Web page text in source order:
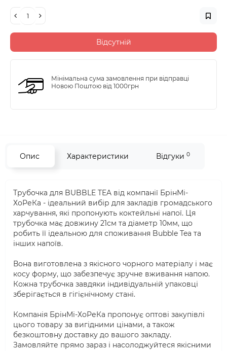
Відсутній
Мінімальна сума замовлення при відправці
Новою Поштою від 1000грн
Опис Характеристики Відгуки 0
Трубочка для BUBBLE TEA від компанії БрінМі-
ХоРеКа - ідеальний вибір для закладів громадського
харчування, які пропонують коктейльні напої. Ця
трубочка має довжину 21см та діаметр 10мм, що
робить її ідеальною для споживання Bubble Tea та
інших напоїв.
Вона виготовлена з якісного чорного матеріалу і має
косу форму, що забезпечує зручне вживання напою.
Кожна трубочка завдяки індивідуальній упаковці
зберігається в гігієнічному стані.
Компанія БрінМі-ХоРеКа пропонує оптові закупівлі
цього товару за вигідними цінами, а також
безкоштовну доставку до вашого закладу.
Замовляйте прямо зараз і насолоджуйтеся якісними